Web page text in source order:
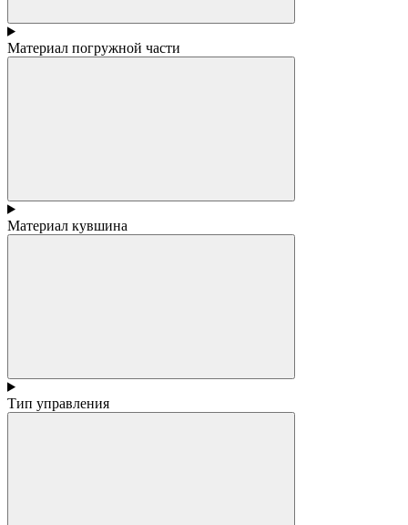
Материал погружной части
Материал кувшина
Тип управления